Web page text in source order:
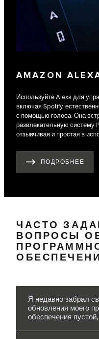
AMAZON
Используйте Alexa для
включая Spotify,
с помощью голоса. Она
развлекательную систему
отзывчивая и простая в
ПОДРОБНЕЕ
ЧАСТО
ВОПРОСЫ
Я недавно забрал
обновления моего
обеспечения